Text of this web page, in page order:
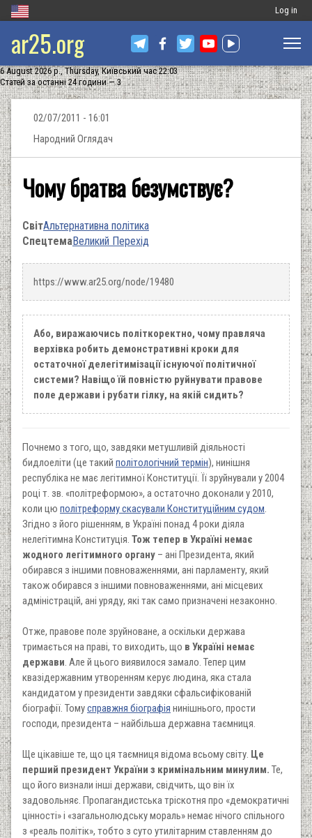
Меню
запису
Log in
ar25.org
6 August 2026 р., Thursday, Київський час 22:03
Статей за останні 24 години — 3
02/07/2011 - 16:01
Народний Оглядач
Чому братва безумствує?
СвітАльтернативна політика
СпецтемаВеликий Перехід
https://www.ar25.org/node/19480
Або, виражаючись політкоректно, чому правляча
верхівка робить демонстративні кроки для
остаточної делегітимізації існуючої політичної
системи? Навіщо їй повністю руйнувати правове
поле держави і рубати гілку, на якій сидить?
Почнемо з того, що, завдяки метушливій діяльності
бидлоеліти (це такий політологічний термін), нинішня
республіка не має легітимної Конституції. Її зруйнували у 2004
році т. зв. «політреформою», а остаточно доконали у 2010,
коли цю політреформу скасували Конституційним судом.
Згідно з його рішенням, в Україні понад 4 роки діяла
нелегітимна Конституція. Тож тепер в Україні немає
жодного легітимного органу – ані Президента, який
обирався з іншими повноваженнями, ані парламенту, який
також обирався з іншими повноваженнями, ані місцевих
адміністрацій, ані уряду, які так само призначені незаконно.
Отже, правове поле зруйноване, а оскільки держава
тримається на праві, то виходить, що в Україні немає
держави. Але й цього виявилося замало. Тепер цим
квазідержавним утворенням керує людина, яка стала
кандидатом у президенти завдяки сфальсифікованій
біографії. Томусправжня біографія нинішнього, прости
господи, президента – найбільша державна таємниця.
Ще цікавіше те, що ця таємниця відома всьому світу. Це
перший президент України з кримінальним минулим. Те,
що його визнали інші держави, свідчить, що він їх
задовольняє. Пропагандистська тріскотня про «демократичні
цінності» і «загальнолюдську мораль» немає нічого спільного
з «реаль політік», тобто з суто утилітарним ставленням до